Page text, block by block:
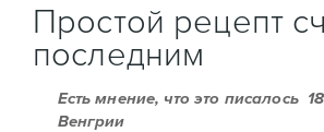
Простой рецепт
последним
Есть мнение, что это писалось
Венгрии